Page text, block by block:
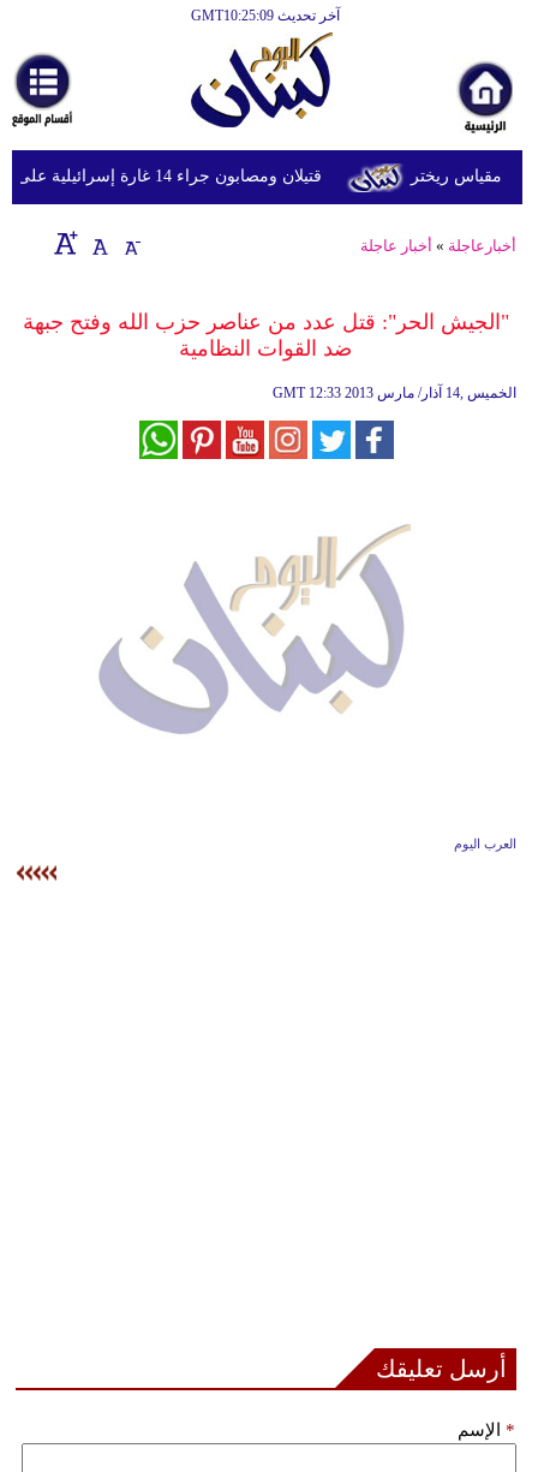
آخر تحديث GMT10:25:09
أخبارعاجلة
رياضة
ثقافة
إقتصاد
وموسيقى
أزياء
قتيلان ومصابون جراء 14 غارة إسرائيلية على شرق وجنوب لبنان
أخبارعاجلة » أخبار عاجلة
"الجيش الحر": قتل عدد من عناصر حزب الله وفتح جبهة
ضد القوات النظامية
GMT 12:33 2013 الخميس ,14 آذار/ مارس
العرب اليوم
أرسل تعليقك
الإسم *